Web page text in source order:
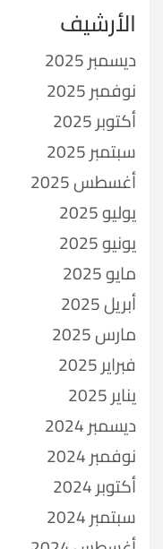
الأرشيف
ديسمبر 2025
نوفمبر 2025
أكتوبر 2025
سبتمبر 2025
أغسطس 2025
يوليو 2025
يونيو 2025
مايو 2025
أبريل 2025
مارس 2025
فبراير 2025
يناير 2025
ديسمبر 2024
نوفمبر 2024
أكتوبر 2024
سبتمبر 2024